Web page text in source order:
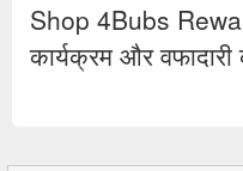
Shop 4Bubs
कार्यक्रम और वफादारी